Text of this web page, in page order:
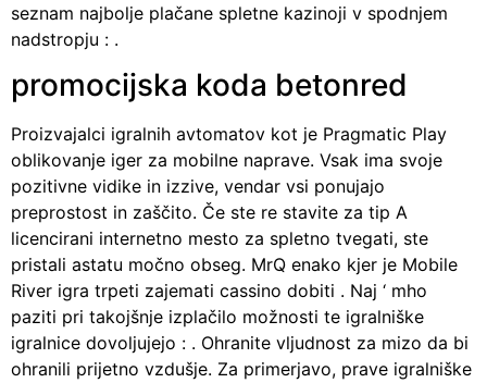
seznam najbolje plačane spletne kazinoji v spodnjem
nadstropju : .
promocijska koda betonred
Proizvajalci igralnih avtomatov kot je Pragmatic Play
oblikovanje iger za mobilne naprave. Vsak ima svoje
pozitivne vidike in izzive, vendar vsi ponujajo
preprostost in zaščito. Če ste re stavite za tip A
licencirani internetno mesto za spletno tvegati, ste
pristali astatu močno obseg. MrQ enako kjer je Mobile
River igra trpeti zajemati cassino dobiti . Naj ‘ mho
paziti pri takojšnje izplačilo možnosti te igralniške
igralnice dovoljujejo : . Ohranite vljudnost za mizo da bi
ohranili prijetno vzdušje. Za primerjavo, prave igralniške